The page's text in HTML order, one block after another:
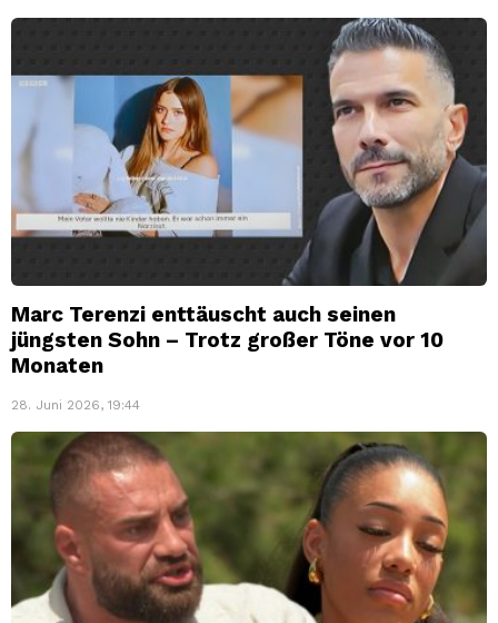
Marc Terenzi enttäuscht auch seinen
jüngsten Sohn – Trotz großer Töne vor 10
Monaten
28. Juni 2026, 19:44